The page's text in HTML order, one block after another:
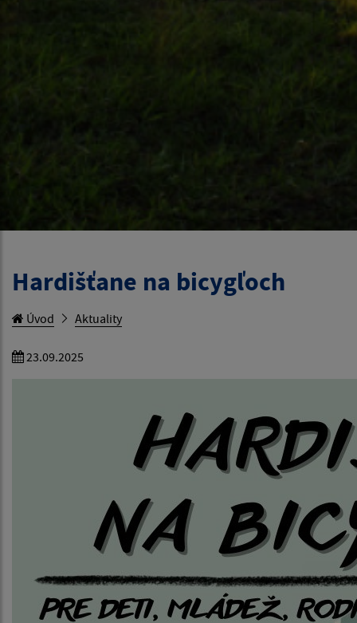
Hardišťane na bicygľoch
Úvod Aktuality
23.09.2025